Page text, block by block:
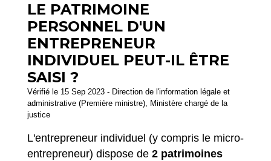
LE PATRIMOINE
PERSONNEL D'UN
ENTREPRENEUR
INDIVIDUEL PEUT-IL ÊTRE
SAISI ?
Vérifié le 15 Sep 2023 - Direction de l'information légale et
administrative (Première ministre), Ministère chargé de la
justice
L'entrepreneur individuel (y compris le micro-
entrepreneur) dispose de 2 patrimoines